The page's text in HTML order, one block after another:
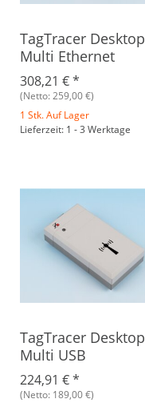
TagTracer Desktop
Multi Ethernet
308,21 €*
(Netto: 259,00 €)
1 Stk. Auf Lager
Lieferzeit: 1 - 3 Werktage
TagTracer Desktop
Multi USB
224,91 €*
(Netto: 189,00 €)